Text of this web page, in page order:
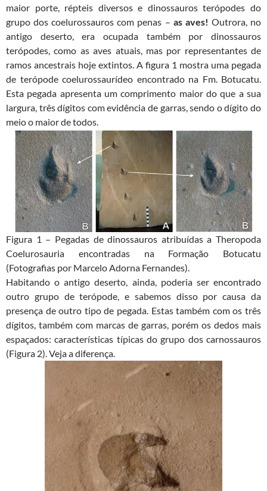
maior porte, répteis diversos e dinossauros terópodes do
grupo dos coelurossauros com penas – as aves! Outrora, no
antigo deserto, era ocupada também por dinossauros
terópodes, como as aves atuais, mas por representantes de
ramos ancestrais hoje extintos. A figura 1 mostra uma pegada
de terópode coelurossaurídeo encontrado na Fm. Botucatu.
Esta pegada apresenta um comprimento maior do que a sua
largura, três dígitos com evidência de garras, sendo o dígito do
meio o maior de todos.
Figura 1 – Pegadas de dinossauros atribuídas a Theropoda
Coelurosauria encontradas na Formação Botucatu
(Fotografias por Marcelo Adorna Fernandes).
Habitando o antigo deserto, ainda, poderia ser encontrado
outro grupo de terópode, e sabemos disso por causa da
presença de outro tipo de pegada. Estas também com os três
dígitos, também com marcas de garras, porém os dedos mais
espaçados: características típicas do grupo dos carnossauros
(Figura 2). Veja a diferença.